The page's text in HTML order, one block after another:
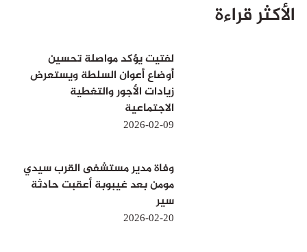
الأكثر قراءة
لفتيت يؤكد مواصلة تحسين
أوضاع أعوان السلطة ويستعرض
زيادات الأجور والتغطية
الاجتماعية
2026-02-09
وفاة مدير مستشفى القرب سيدي
مومن بعد غيبوبة أعقبت حادثة
سير
2026-02-20